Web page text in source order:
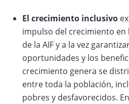
El crecimiento inclusivo
impulso del crecimiento
de la AIF y a la vez
oportunidades y los
crecimiento genera se
entre toda la población,
pobres y desfavorecidos.